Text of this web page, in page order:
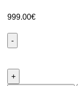
999.00€
ASUS